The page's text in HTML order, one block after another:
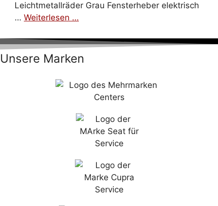
Leichtmetallräder Grau Fensterheber elektrisch
… Weiterlesen …
Unsere Marken